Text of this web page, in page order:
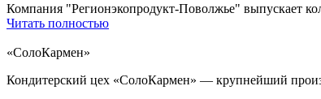
Компания "Регионэкопродукт-Поволжье" выпускает
Читать полностью
«СолоКармен»
Кондитерский цех «СолоКармен» — крупнейший